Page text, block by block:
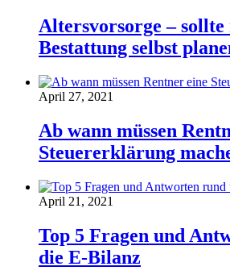
Altersvorsorge – sollte
Bestattung selbst
April 27, 2021
Ab wann müssen
Steuererklärung
April 21, 2021
Top 5 Fragen und
die E-Bilanz